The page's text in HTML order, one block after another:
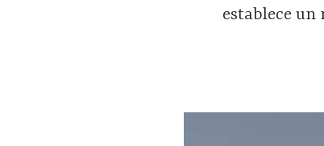
establece un